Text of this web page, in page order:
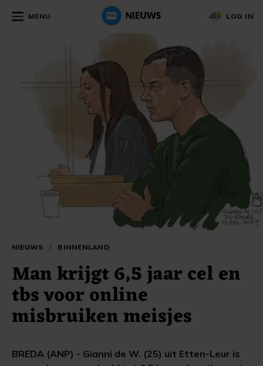
MENU LOG IN
NIEUWS / BINNENLAND
Man krijgt 6,5 jaar cel en
tbs voor online
misbruiken meisjes
BREDA (ANP) - Gianni de W. (25) uit Etten-Leur is